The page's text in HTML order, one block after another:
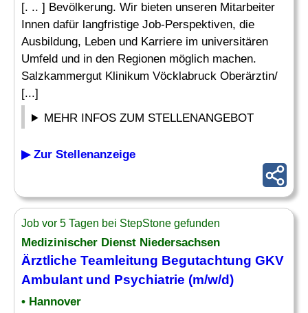
[. .. ] Bevölkerung. Wir bieten unseren Mitarbeiter
Innen dafür langfristige Job-Perspektiven, die
Ausbildung, Leben und Karriere im universitären
Umfeld und in den Regionen möglich machen.
Salzkammergut Klinikum Vöcklabruck Oberärztin/
[...]
MEHR INFOS ZUM STELLENANGEBOT
▶ Zur Stellenanzeige
Job vor 5 Tagen bei StepStone gefunden
Medizinischer Dienst Niedersachsen
Ärztliche Teamleitung Begutachtung GKV
Ambulant und Psychiatrie (m/w/d)
• Hannover